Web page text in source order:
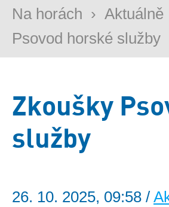
Na horách › Aktuálně
Psovod horské služby
Zkoušky
služby
26. 10. 2025, 09:58 /